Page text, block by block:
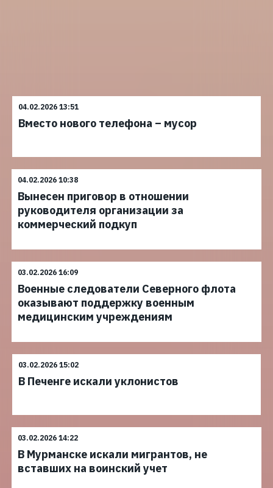
04.02.2026 13:51
Вместо нового телефона – мусор
04.02.2026 10:38
Вынесен приговор в отношении
руководителя организации за
коммерческий подкуп
03.02.2026 16:09
Военные следователи Северного флота
оказывают поддержку военным
медицинским учреждениям
03.02.2026 15:02
В Печенге искали уклонистов
03.02.2026 14:22
В Мурманске искали мигрантов, не
вставших на воинский учет